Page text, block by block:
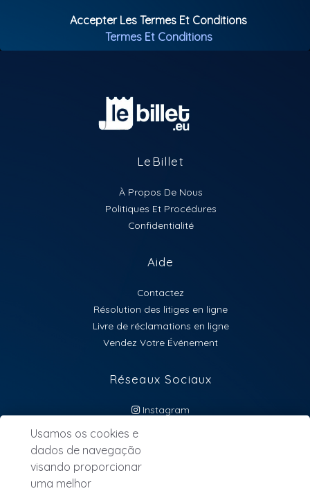
Accepter Les Termes Et Conditions
Termes Et Conditions
LeBillet
À Propos De Nous
Politiques Et Procédures
Confidentialité
Aide
Contactez
Résolution des litiges en ligne
Livre de réclamations en ligne
Vendez Votre Événement
Réseaux Sociaux
Instagram
atendimento@lebillet.eu
Newsletter
Usamos os cookies e
dados de navegação
visando proporcionar
uma melhor